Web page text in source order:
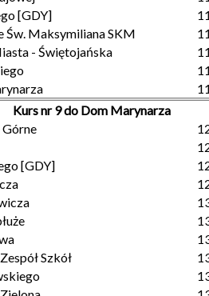
[GDY]
Św. Maksymiliana SKM
- Świętojańska
Kurs nr 9 do Dom Marynarza
[GDY]
Szkół